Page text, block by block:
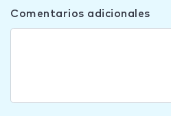
Comentarios adicionales